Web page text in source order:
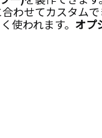
わせてカスタムで
使われます。 オプ